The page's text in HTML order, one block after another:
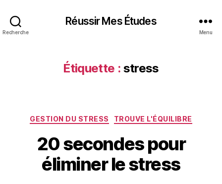
Recherche
Réussir Mes Études
Menu
Étiquette : stress
Catégories
GESTION DU STRESS TROUVE L'ÉQUILIBRE
20 secondes pour
éliminer le stress